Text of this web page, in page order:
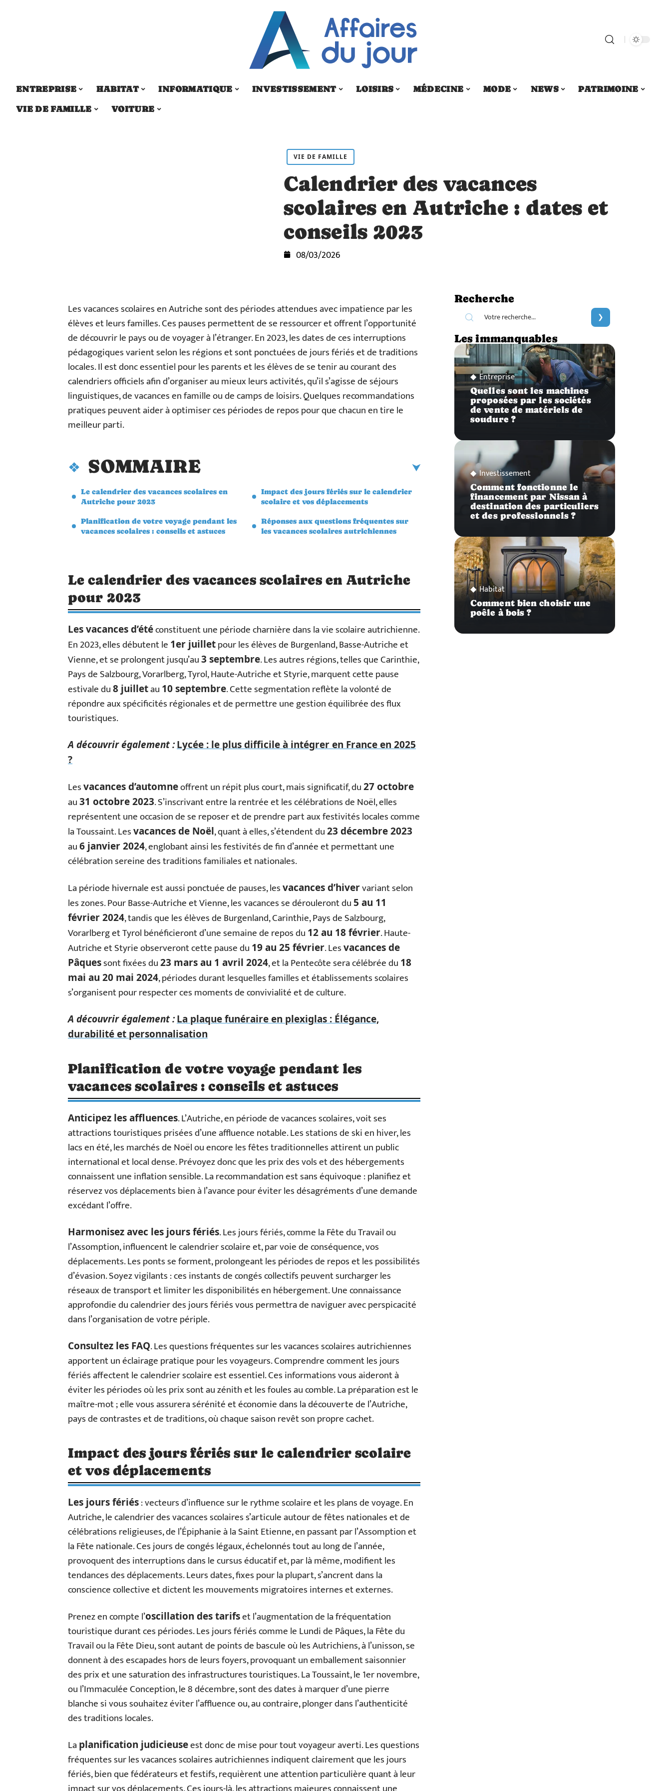
ENTREPRISE HABITAT INFORMATIQUE INVESTISSEMENT LOISIRS MÉDECINE MODE NEWS
PATRIMOINE
VIE DE FAMILLE
VOITURE
VIE DE FAMILLE
Calendrier des vacances
scolaires en Autriche : dates et
conseils 2023
08/03/2026
Les vacances scolaires en Autriche sont des périodes attendues avec impatience par les
élèves et leurs familles. Ces pauses permettent de se ressourcer et offrent l’opportunité
de découvrir le pays ou de voyager à l’étranger. En 2023, les dates de ces interruptions
pédagogiques varient selon les régions et sont ponctuées de jours fériés et de traditions
locales. Il est donc essentiel pour les parents et les élèves de se tenir au courant des
calendriers officiels afin d’organiser au mieux leurs activités, qu’il s’agisse de séjours
linguistiques, de vacances en famille ou de camps de loisirs. Quelques recommandations
pratiques peuvent aider à optimiser ces périodes de repos pour que chacun en tire le
meilleur parti.
SOMMAIRE
Le calendrier des vacances scolaires en
Autriche pour 2023
Planification de votre voyage pendant les
vacances scolaires : conseils et astuces
Impact des jours fériés sur le calendrier
scolaire et vos déplacements
Réponses aux questions fréquentes sur
les vacances scolaires autrichiennes
Le calendrier des vacances scolaires en Autriche
pour 2023
Les vacances d’étéconstituent une période charnière dans la vie scolaire autrichienne.
En 2023, elles débutent le 1er juilletpour les élèves de Burgenland, Basse-Autriche et
Vienne, et se prolongent jusqu’au3 septembre. Les autres régions, telles que Carinthie,
Pays de Salzbourg, Vorarlberg, Tyrol, Haute-Autriche et Styrie, marquent cette pause
estivale du8 juilletau 10 septembre. Cette segmentation reflète la volonté de
répondre aux spécificités régionales et de permettre une gestion équilibrée des flux
touristiques.
A découvrir également :Lycée : le plus difficile à intégrer en France en 2025
?
Lesvacances d’automneoffrent un répit plus court, mais significatif, du27 octobre
au31 octobre 2023. S’inscrivant entre la rentrée et les célébrations de Noël, elles
représentent une occasion de se reposer et de prendre part aux festivités locales comme
la Toussaint. Lesvacances de Noël, quant à elles, s’étendent du23 décembre 2023
au6 janvier 2024, englobant ainsi les festivités de fin d’année et permettant une
célébration sereine des traditions familiales et nationales.
La période hivernale est aussi ponctuée de pauses, lesvacances d’hivervariant selon
les zones. Pour Basse-Autriche et Vienne, les vacances se dérouleront du 5 au 11
février 2024, tandis que les élèves de Burgenland, Carinthie, Pays de Salzbourg,
Vorarlberg et Tyrol bénéficieront d’une semaine de repos du 12 au 18 février. Haute-
Autriche et Styrie observeront cette pause du 19 au 25 février. Lesvacances de
Pâquessont fixées du23 mars au 1 avril 2024, et la Pentecôte sera célébrée du 18
mai au 20 mai 2024, périodes durant lesquelles familles et établissements scolaires
s’organisent pour respecter ces moments de convivialité et de culture.
A découvrir également :La plaque funéraire en plexiglas : Élégance,
durabilité et personnalisation
Planification de votre voyage pendant les
vacances scolaires : conseils et astuces
Anticipez les affluences. L’Autriche, en période de vacances scolaires, voit ses
attractions touristiques prisées d’une affluence notable. Les stations de ski en hiver, les
lacs en été, les marchés de Noël ou encore les fêtes traditionnelles attirent un public
international et local dense. Prévoyez donc que les prix des vols et des hébergements
connaissent une inflation sensible. La recommandation est sans équivoque : planifiez et
réservez vos déplacements bien à l’avance pour éviter les désagréments d’une demande
excédant l’offre.
Harmonisez avec les jours fériés. Les jours fériés, comme la Fête du Travail ou
l’Assomption, influencent le calendrier scolaire et, par voie de conséquence, vos
déplacements. Les ponts se forment, prolongeant les périodes de repos et les possibilités
d’évasion. Soyez vigilants : ces instants de congés collectifs peuvent surcharger les
réseaux de transport et limiter les disponibilités en hébergement. Une connaissance
approfondie du calendrier des jours fériés vous permettra de naviguer avec perspicacité
dans l’organisation de votre périple.
Consultez les FAQ. Les questions fréquentes sur les vacances scolaires autrichiennes
apportent un éclairage pratique pour les voyageurs. Comprendre comment les jours
fériés affectent le calendrier scolaire est essentiel. Ces informations vous aideront à
éviter les périodes où les prix sont au zénith et les foules au comble. La préparation est le
maître-mot ; elle vous assurera sérénité et économie dans la découverte de l’Autriche,
pays de contrastes et de traditions, où chaque saison revêt son propre cachet.
Impact des jours fériés sur le calendrier scolaire
et vos déplacements
Les jours fériés: vecteurs d’influence sur le rythme scolaire et les plans de voyage. En
Autriche, le calendrier des vacances scolaires s’articule autour de fêtes nationales et de
célébrations religieuses, de l’Épiphanie à la Saint Etienne, en passant par l’Assomption et
la Fête nationale. Ces jours de congés légaux, échelonnés tout au long de l’année,
provoquent des interruptions dans le cursus éducatif et, par là même, modifient les
tendances des déplacements. Leurs dates, fixes pour la plupart, s’ancrent dans la
conscience collective et dictent les mouvements migratoires internes et externes.
Prenez en compte l’oscillation des tarifset l’augmentation de la fréquentation
touristique durant ces périodes. Les jours fériés comme le Lundi de Pâques, la Fête du
Travail ou la Fête Dieu, sont autant de points de bascule où les Autrichiens, à l’unisson, se
donnent à des escapades hors de leurs foyers, provoquant un emballement saisonnier
des prix et une saturation des infrastructures touristiques. La Toussaint, le 1er novembre,
ou l’Immaculée Conception, le 8 décembre, sont des dates à marquer d’une pierre
blanche si vous souhaitez éviter l’affluence ou, au contraire, plonger dans l’authenticité
des traditions locales.
Laplanification judicieuseest donc de mise pour tout voyageur averti. Les questions
fréquentes sur les vacances scolaires autrichiennes indiquent clairement que les jours
fériés, bien que fédérateurs et festifs, requièrent une attention particulière quant à leur
Recherche
Les immanquables
Entreprise
Quelles sont les machines
proposées par les sociétés
de vente de matériels de
soudure ?
Investissement
Comment fonctionne le
financement par Nissan à
destination des particuliers
et des professionnels ?
Habitat
Comment bien choisir une
poêle à bois ?